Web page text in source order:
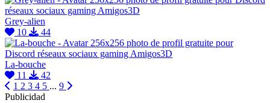
Grey-alien
10
44
La-bouche
11
42
1 2 3 4 5 ... 9
Publicidad